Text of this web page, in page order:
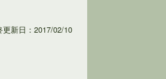
更新日：2017/02/10